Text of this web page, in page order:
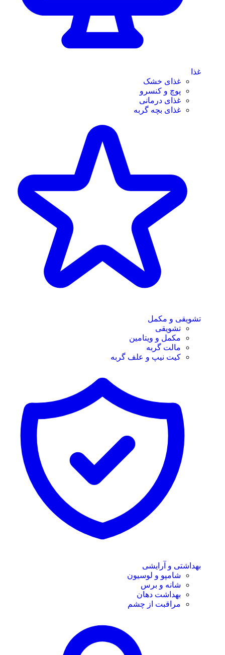
غذا
غذای خشک
پوچ و کنسرو
غذای درمانی
غذای بچه گربه
تشویقی و مکمل
تشویقی
مکمل و ویتامین
مالت گربه
کیت نیپ و علف گربه
بهداشتی و آرایشی
شامپو و لوسیون
شانه و برس
بهداشت دهان
مراقبت از چشم